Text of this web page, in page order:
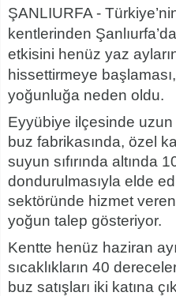
ŞANLIURFA -
kentlerinden
etkisini henüz yaz
hissettirmeye
yoğunluğa neden oldu.
Eyyübiye ilçesinde uzun
buz fabrikasında, özel
suyun sıfırında altında
dondurulmasıyla elde
sektöründe hizmet
yoğun talep gösteriyor.
Kentte henüz haziran
sıcaklıkların 40
buz satışları iki katına